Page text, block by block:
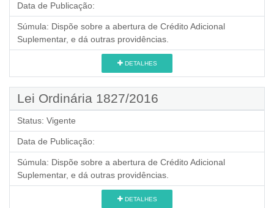
Data de Publicação:
Súmula: Dispõe sobre a abertura de Crédito Adicional
Suplementar, e dá outras providências.
DETALHES
Lei Ordinária 1827/2016
Status: Vigente
Data de Publicação:
Súmula: Dispõe sobre a abertura de Crédito Adicional
Suplementar, e dá outras providências.
DETALHES